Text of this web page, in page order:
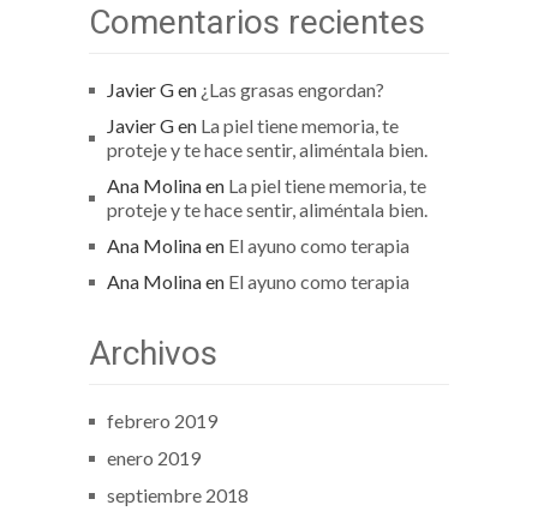
Comentarios recientes
Javier Gen ¿Las grasas engordan?
Javier Gen La piel tiene memoria, te
proteje y te hace sentir, aliméntala bien.
Ana Molinaen La piel tiene memoria, te
proteje y te hace sentir, aliméntala bien.
Ana Molinaen El ayuno como terapia
Ana Molinaen El ayuno como terapia
Archivos
febrero 2019
enero 2019
septiembre 2018